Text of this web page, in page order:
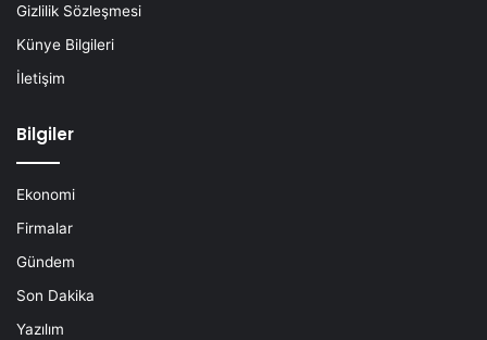
Gizlilik Sözleşmesi
Künye Bilgileri
İletişim
Bilgiler
Ekonomi
Firmalar
Gündem
Son Dakika
Yazılım